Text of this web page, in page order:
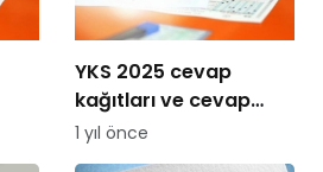
YKS 2025 cevap
kağıtları ve cevap
anahtarları erişime
açıldı!
1 yıl önce